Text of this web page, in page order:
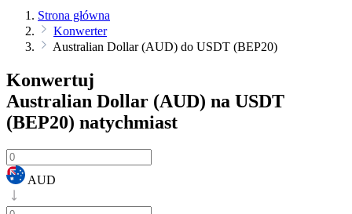
Strona główna
Konwerter
Australian Dollar (AUD) do USDT (BEP20)
Konwertuj
Australian Dollar (AUD) na USDT
(BEP20) natychmiast
AUD